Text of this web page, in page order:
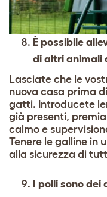
È possibile
di altri animali
Lasciate che le
nuova casa prima
gatti. Introducete
già presenti,
calmo e
Tenere le galline in
alla sicurezza di
I polli sono